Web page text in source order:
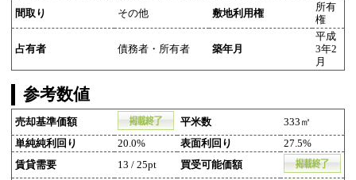
間取り その他 敷地利用権
所有
権
占有者 債務者・所有者 築年月
平成
3年2
月
参考数値
売却基準価額 平米数
333㎡
単純純利回り
20.0% 表面利回り
27.5%
賃貸需要
13 / 25pt 買受可能価額